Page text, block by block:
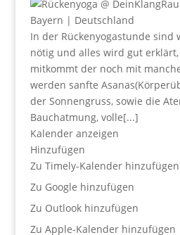
In der Rückenyogastunde sind
nötig und alles wird gut
mitkommt der noch mit
werden sanfte
der Sonnengruss, sowie die
Bauchatmung, volle[...]
Kalender anzeigen
Hinzufügen
Zu Timely-Kalender hinzufügen
Zu Google hinzufügen
Zu Outlook hinzufügen
Zu Apple-Kalender hinzufügen